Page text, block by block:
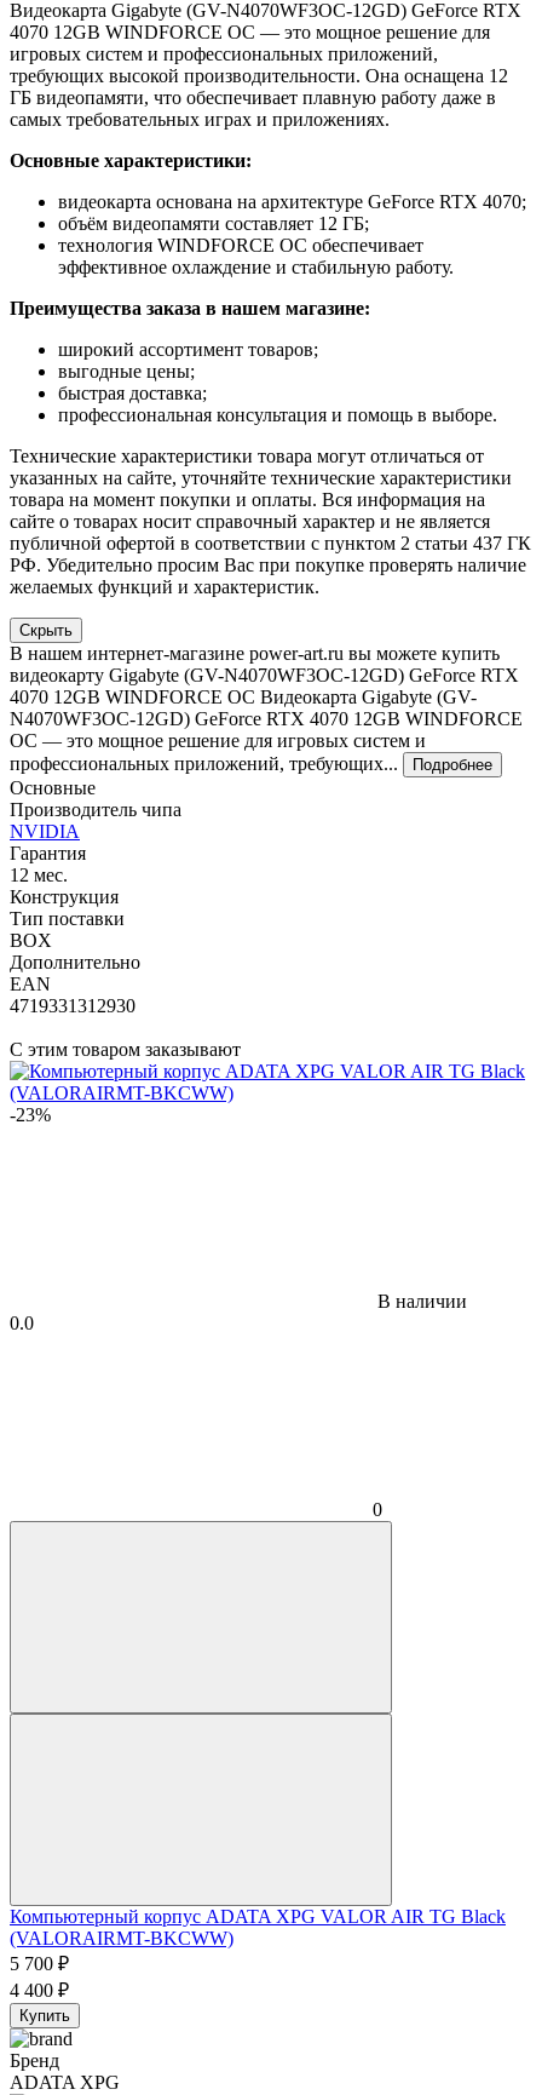
Видеокарта Gigabyte (GV-N4070WF3OC-12GD) GeForce RTX
4070 12GB WINDFORCE OC — это мощное решение для
игровых систем и профессиональных приложений,
требующих высокой производительности. Она оснащена 12
ГБ видеопамяти, что обеспечивает плавную работу даже в
самых требовательных играх и приложениях.
Основные характеристики:
видеокарта основана на архитектуре GeForce RTX 4070;
объём видеопамяти составляет 12 ГБ;
технология WINDFORCE OC обеспечивает
эффективное охлаждение и стабильную работу.
Преимущества заказа в нашем магазине:
широкий ассортимент товаров;
выгодные цены;
быстрая доставка;
профессиональная консультация и помощь в выборе.
Технические характеристики товара могут отличаться от
указанных на сайте, уточняйте технические характеристики
товара на момент покупки и оплаты. Вся информация на
сайте о товарах носит справочный характер и не является
публичной офертой в соответствии с пунктом 2 статьи 437 ГК
РФ. Убедительно просим Вас при покупке проверять наличие
желаемых функций и характеристик.
Скрыть
В нашем интернет-магазине power-art.ru вы можете купить
видеокарту Gigabyte (GV-N4070WF3OC-12GD) GeForce RTX
4070 12GB WINDFORCE OC Видеокарта Gigabyte (GV-
N4070WF3OC-12GD) GeForce RTX 4070 12GB WINDFORCE
OC — это мощное решение для игровых систем и
профессиональных приложений, требующих...
Подробнее
Основные
Производитель чипа
NVIDIA
Гарантия
12 мес.
Конструкция
Тип поставки
BOX
Дополнительно
EAN
4719331312930
С этим товаром заказывают
-23%
В наличии
0.0
0
Компьютерный корпус ADATA XPG VALOR AIR TG Black
(VALORAIRMT-BKCWW)
5 700 ₽
4 400 ₽
Купить
Бренд
ADATA XPG